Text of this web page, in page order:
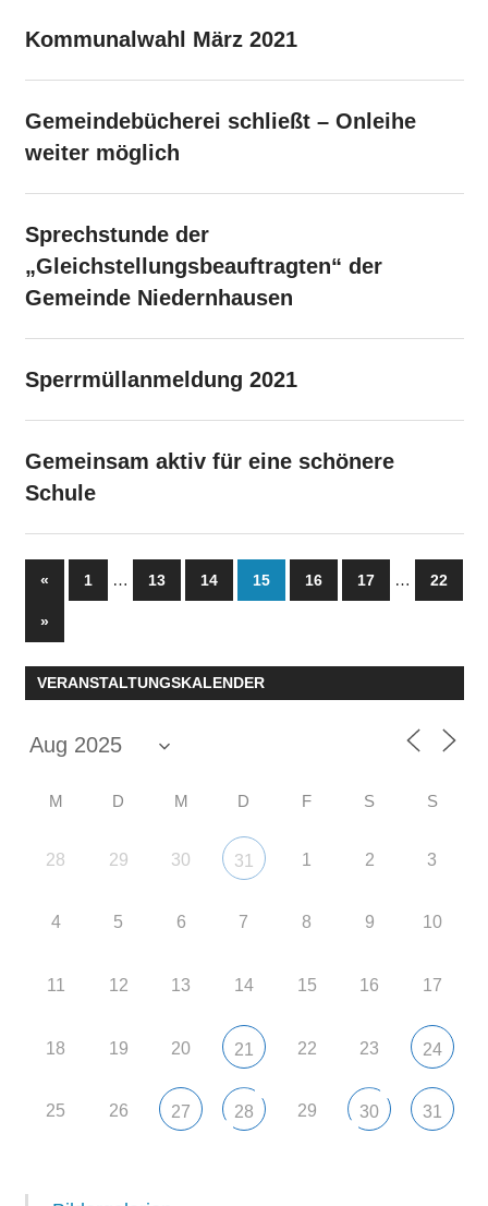
Kommunalwahl März 2021
Gemeindebücherei schließt – Onleihe
weiter möglich
Sprechstunde der
„Gleichstellungsbeauftragten“ der
Gemeinde Niedernhausen
Sperrmüllanmeldung 2021
Gemeinsam aktiv für eine schönere
Schule
Seitennummerierung
der
Beiträge
«Vorherige
Beiträge
1 … 13 14 15 16 17 … 22
Nächste
Beiträge
»
VERANSTALTUNGSKALENDER
M D M D F S S
28 29 30 31 1 2 3
4 5 6 7 8 9 10
11 12 13 14 15 16 17
18 19 20 21 22 23 24
25 26 27 28 29 30 31